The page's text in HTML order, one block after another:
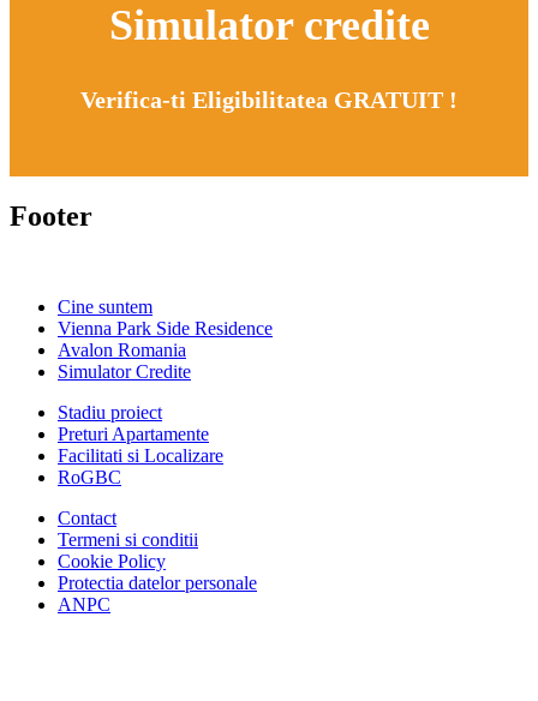
Simulator credite
Verifica-ti Eligibilitatea GRATUIT !
Footer
Cine suntem
Vienna Park Side Residence
Avalon Romania
Simulator Credite
Stadiu proiect
Preturi Apartamente
Facilitati si Localizare
RoGBC
Contact
Termeni si conditii
Cookie Policy
Protectia datelor personale
ANPC